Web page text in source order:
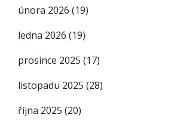
února 2026 (19)
ledna 2026 (19)
prosince 2025 (17)
listopadu 2025 (28)
října 2025 (20)